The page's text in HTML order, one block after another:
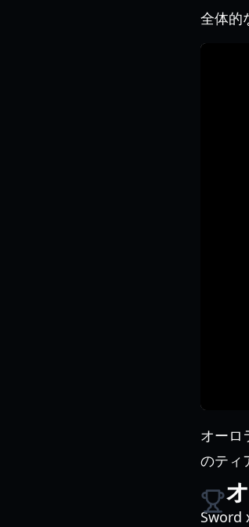
全体的
オーロ
のティ
Sword